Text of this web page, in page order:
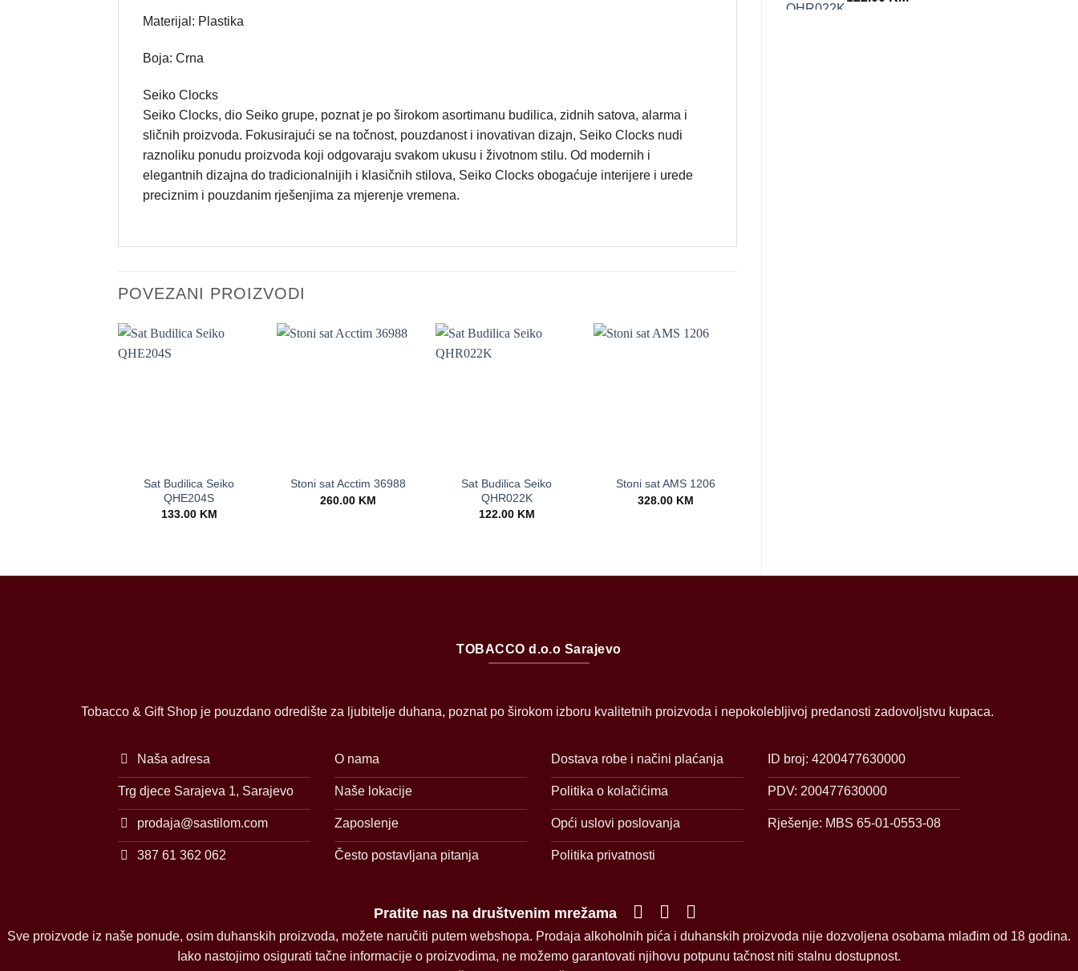
Materijal: Plastika
Boja: Crna
Seiko Clocks
Seiko Clocks, dio Seiko grupe, poznat je po širokom asortimanu budilica, zidnih satova, alarma i
sličnih proizvoda. Fokusirajući se na točnost, pouzdanost i inovativan dizajn, Seiko Clocks nudi
raznoliku ponudu proizvoda koji odgovaraju svakom ukusu i životnom stilu. Od modernih i
elegantnih dizajna do tradicionalnijih i klasičnih stilova, Seiko Clocks obogaćuje interijere i urede
preciznim i pouzdanim rješenjima za mjerenje vremena.
POVEZANI PROIZVODI
Sat Budilica Seiko
QHE204S
133.00 KM
Stoni sat Acctim 36988
260.00 KM
Sat Budilica Seiko
QHR022K
122.00 KM
Stoni sat AMS 1206
328.00 KM
TOBACCO d.o.o Sarajevo
Tobacco & Gift Shop je pouzdano odredište za ljubitelje duhana, poznat po širokom izboru kvalitetnih proizvoda i nepokolebljivoj predanosti zadovoljstvu kupaca.
Naša adresa
Trg djece Sarajeva 1, Sarajevo
prodaja@sastilom.com
387 61 362 062
O nama
Naše lokacije
Zaposlenje
Često postavljana pitanja
Dostava robe i načini plaćanja
Politika o kolačićima
Opći uslovi poslovanja
Politika privatnosti
ID broj: 4200477630000
PDV: 200477630000
Rješenje: MBS 65-01-0553-08
Pratite nas na društvenim mrežama
Sve proizvode iz naše ponude, osim duhanskih proizvoda, možete naručiti putem webshopa. Prodaja alkoholnih pića i duhanskih proizvoda nije dozvoljena osobama mlađim od 18 godina.
Iako nastojimo osigurati tačne informacije o proizvodima, ne možemo garantovati njihovu potpunu tačnost niti stalnu dostupnost.